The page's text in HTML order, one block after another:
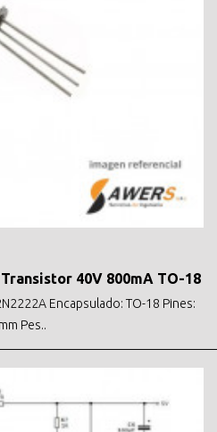
40V 800mA TO-18
Encapsulado: TO-18 Pines:
Pes..